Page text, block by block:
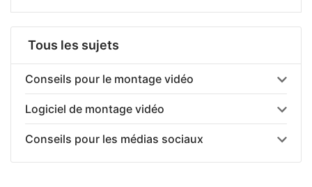
Tous les sujets
Conseils pour le montage vidéo
Logiciel de montage vidéo
Conseils pour les médias sociaux